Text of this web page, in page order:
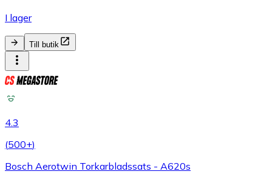
I lager
Till butik
4.3
(500+)
Bosch Aerotwin Torkarbladssats - A620s